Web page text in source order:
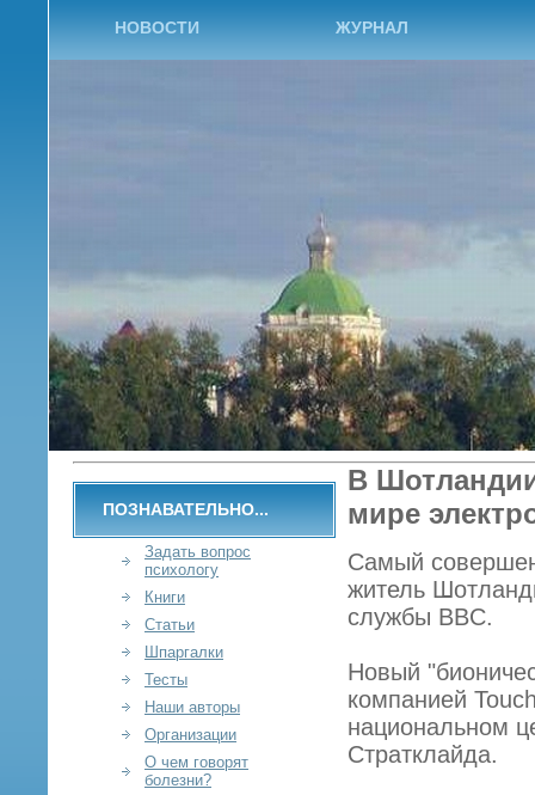
НОВОСТИ ЖУРНАЛ
В
мире
Самый
житель
службы BBC.
Новый
компанией
национальном
Стратклайда.
ПОЗНАВАТЕЛЬНО...
Задать вопрос
психологу
Книги
Статьи
Шпаргалки
Тесты
Наши авторы
Организации
О чем говорят
болезни?